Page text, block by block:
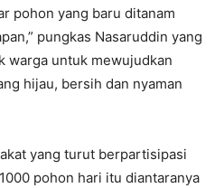
pohon yang baru ditanam
pungkas Nasaruddin yang
warga untuk mewujudkan
hijau, bersih dan nyaman
yang turut berpartisipasi
pohon hari itu diantaranya